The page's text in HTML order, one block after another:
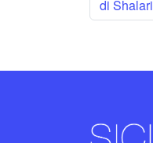
di Shalari